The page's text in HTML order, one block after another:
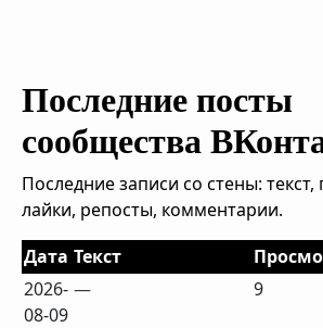
Последние посты
сообщества
Последние записи со стены:
лайки, репосты, комментарии.
Дата Текст
2026-
08-09
— 9